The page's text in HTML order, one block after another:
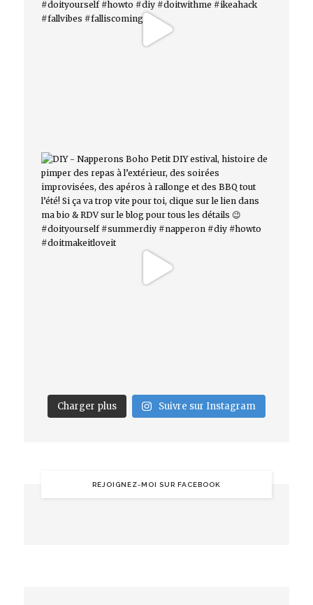
Charger plus Suivre sur Instagram
REJOIGNEZ-MOI SUR FACEBOOK